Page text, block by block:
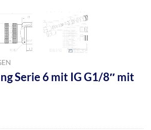
Serie 6 mit IG G1/8″ mit